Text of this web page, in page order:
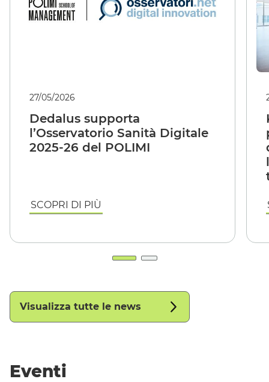
27/05/2026
Dedalus supporta
l’Osservatorio Sanità Digitale
2025-26 del POLIMI
SCOPRI DI PIÙ
Visualizza tutte le news
Eventi